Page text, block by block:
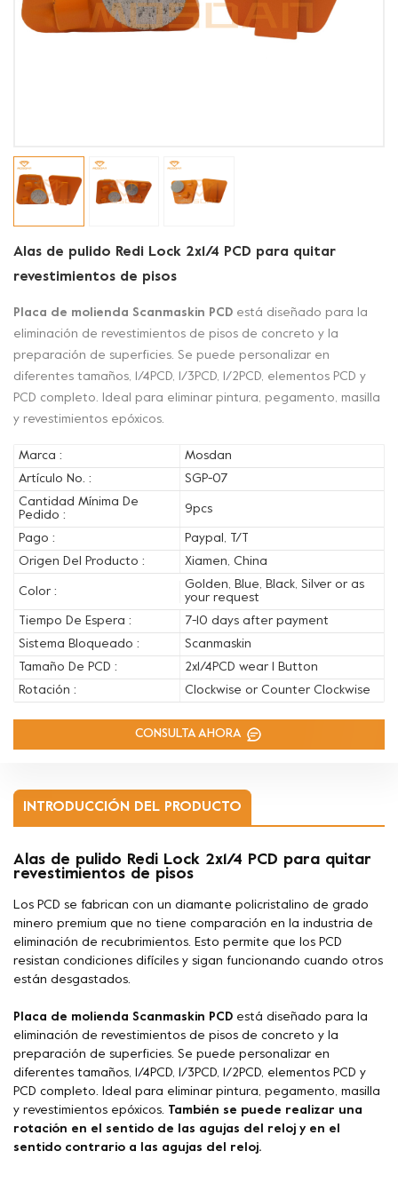
Alas de pulido Redi Lock 2x1/4 PCD para quitar
revestimientos de pisos
Placa de molienda Scanmaskin PCD está diseñado para la
eliminación de revestimientos de pisos de concreto y la
preparación de superficies. Se puede personalizar en
diferentes tamaños, 1/4PCD, 1/3PCD, 1/2PCD, elementos PCD y
PCD completo. Ideal para eliminar pintura, pegamento, masilla
y revestimientos epóxicos.
Marca :
Mosdan
Artículo No. :
SGP-07
Cantidad Mínima De
Pedido :
9pcs
Pago :
Paypal, T/T
Origen Del Producto :
Xiamen, China
Color :
Golden, Blue, Black, Silver or as
your request
Tiempo De Espera :
7-10 days after payment
Sistema Bloqueado :
Scanmaskin
Tamaño De PCD :
2x1/4PCD wear 1 Button
Rotación :
Clockwise or Counter Clockwise
CONSULTA AHORA
INTRODUCCIÓN DEL PRODUCTO
Alas de pulido Redi Lock 2x1/4 PCD para quitar
revestimientos de pisos
Los PCD se fabrican con un diamante policristalino de grado
minero premium que no tiene comparación en la industria de
eliminación de recubrimientos. Esto permite que los PCD
resistan condiciones difíciles y sigan funcionando cuando otros
están desgastados.
Placa de molienda Scanmaskin PCD está diseñado para la
eliminación de revestimientos de pisos de concreto y la
preparación de superficies. Se puede personalizar en
diferentes tamaños, 1/4PCD, 1/3PCD, 1/2PCD, elementos PCD y
PCD completo. Ideal para eliminar pintura, pegamento, masilla
y revestimientos epóxicos.
También se puede realizar una
rotación en el sentido de las agujas del reloj y en el
sentido contrario a las agujas del reloj.